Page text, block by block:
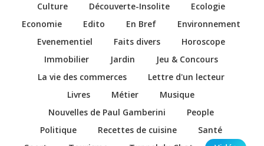
Culture
Découverte-Insolite
Ecologie
Economie
Edito En Bref
Environnement
Evenementiel
Faits divers
Horoscope
Immobilier
Jardin
Jeu & Concours
La vie des commerces
Lettre d'un lecteur
Livres
Métier
Musique
Nouvelles de Paul Gamberini
People
Politique
Recettes de cuisine
Santé